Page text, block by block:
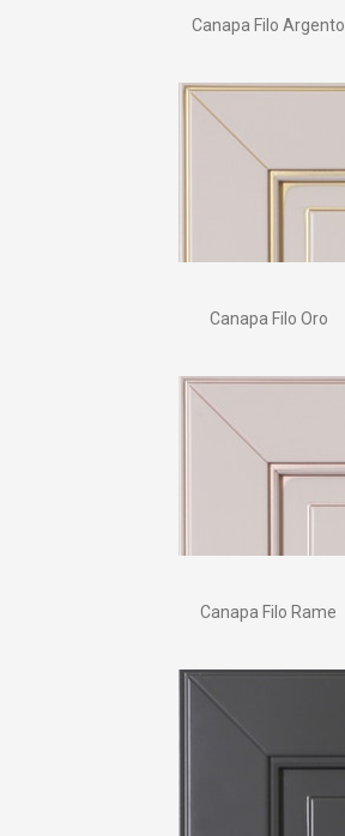
Canapa Filo Argento
Canapa Filo Oro
Canapa Filo Rame